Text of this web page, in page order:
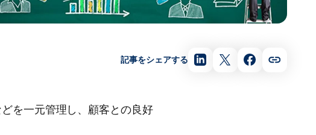
記事をシェアする
を一元管理し、顧客との良好